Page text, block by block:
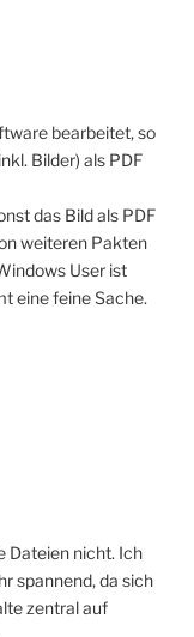
bearbeitet, so
Bilder) als PDF
das Bild als PDF
weiteren Pakten
User ist
eine feine Sache.
Dateien nicht. Ich
spannend, da sich
zentral auf